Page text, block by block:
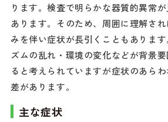
ります。検査で明らかな器質的異常
あります。そのため、周囲に理解さ
みを伴い症状が長引くこともありま
ズムの乱れ・環境の変化などが背景
ると考えられていますが症状のあら
差があります。
主な症状